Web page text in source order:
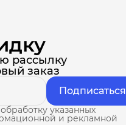
рассылку
заказ
Подписаться
указанных
и рекламной